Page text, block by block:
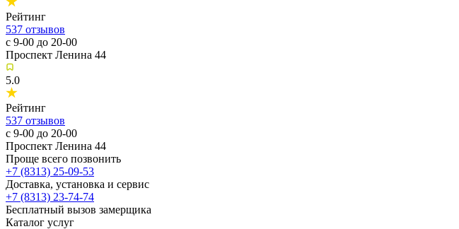
Рейтинг
537 отзывов
с 9-00 до 20-00
Проспект Ленина 44
5.0
Рейтинг
537 отзывов
с 9-00 до 20-00
Проспект Ленина 44
Проще всего позвонить
+7 (8313) 25-09-53
Доставка, установка и сервис
+7 (8313) 23-74-74
Бесплатный вызов замерщика
Каталог услуг